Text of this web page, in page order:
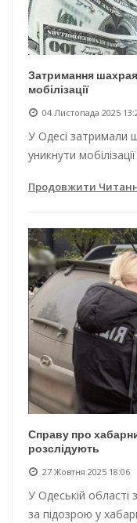
Затримання
мобілізації
04 Листопада 2025
У Одесі затримали
уникнути
Продовжити
Справу про
розслідують
27 Жовтня 2025 18:06
У Одеській області
за підозрою у